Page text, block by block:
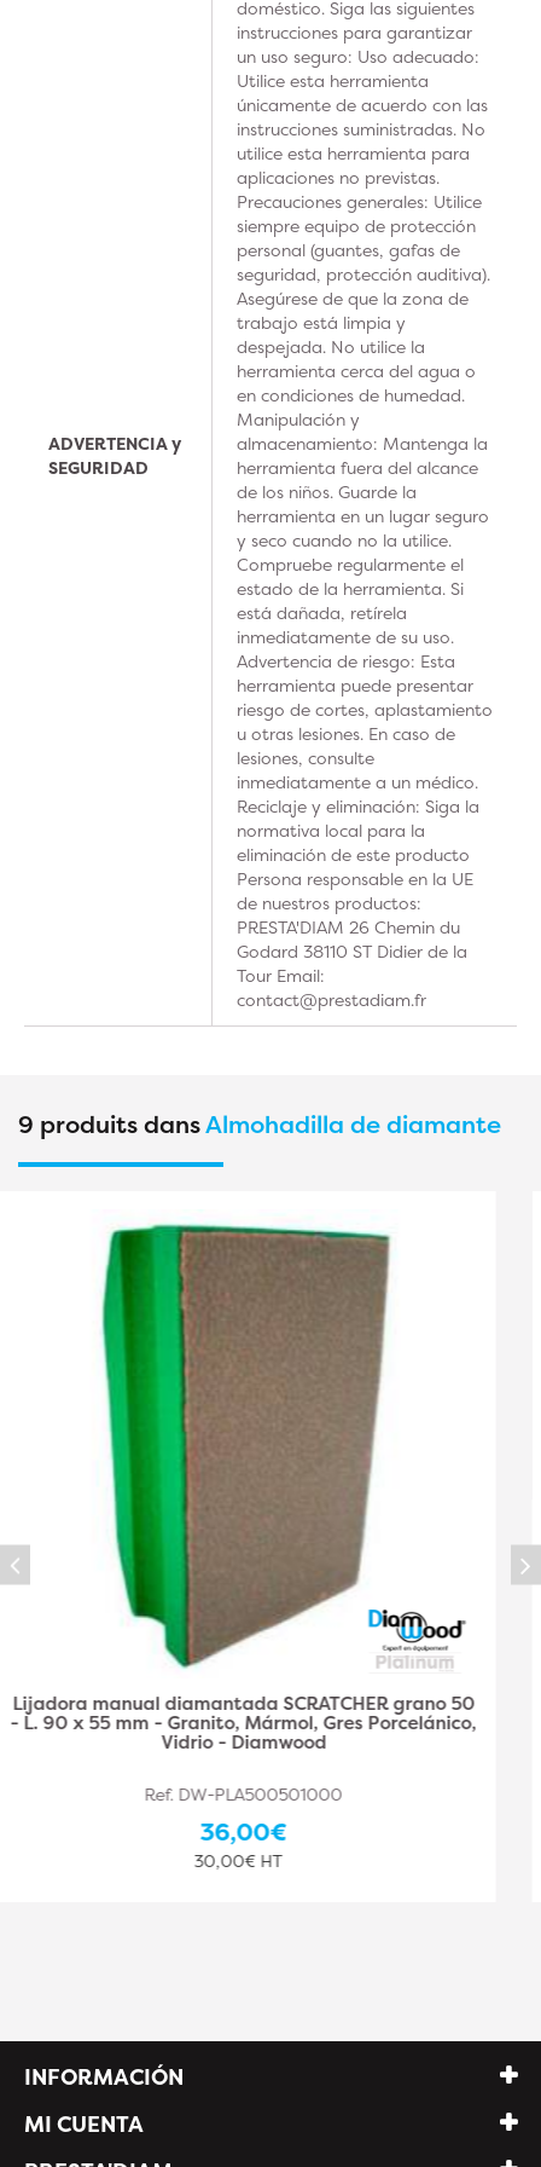
ADVERTENCIA y
SEGURIDAD
doméstico. Siga las siguientes
instrucciones para garantizar
un uso seguro: Uso adecuado:
Utilice esta herramienta
únicamente de acuerdo con las
instrucciones suministradas. No
utilice esta herramienta para
aplicaciones no previstas.
Precauciones generales: Utilice
siempre equipo de protección
personal (guantes, gafas de
seguridad, protección auditiva).
Asegúrese de que la zona de
trabajo está limpia y
despejada. No utilice la
herramienta cerca del agua o
en condiciones de humedad.
Manipulación y
almacenamiento: Mantenga la
herramienta fuera del alcance
de los niños. Guarde la
herramienta en un lugar seguro
y seco cuando no la utilice.
Compruebe regularmente el
estado de la herramienta. Si
está dañada, retírela
inmediatamente de su uso.
Advertencia de riesgo: Esta
herramienta puede presentar
riesgo de cortes, aplastamiento
u otras lesiones. En caso de
lesiones, consulte
inmediatamente a un médico.
Reciclaje y eliminación: Siga la
normativa local para la
eliminación de este producto
Persona responsable en la UE
de nuestros productos:
PRESTA'DIAM 26 Chemin du
Godard 38110 ST Didier de la
Tour Email:
contact@prestadiam.fr
9 produits dansAlmohadilla de diamante
Cuña diamantada para lijar a mano SCRATCHER
Grain 100 - L. 90 x 55 mm - Granito, Mármol, Gres
Porcelánico, Vidrio - Diamwood
Ref. DW-PLA500501001
36,00€
30,00€ HT
INFORMACIÓN
MI CUENTA